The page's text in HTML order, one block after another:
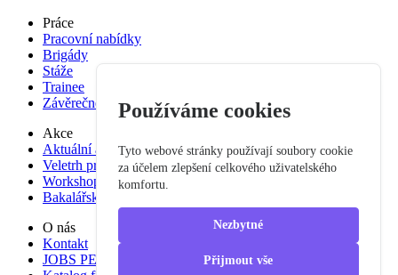
Práce
Pracovní nabídky
Brigády
Stáže
Trainee
Závěrečné práce
Akce
Aktuální akce
Veletrh pracovních příležitostí
Workshop studium pro praxi
Bakalářská praxe
O nás
Kontakt
JOBS PEF
Používáme cookies
Tyto webové stránky používají soubory cookie
za účelem zlepšení celkového uživatelského
komfortu.
Nezbytné
Přijmout vše